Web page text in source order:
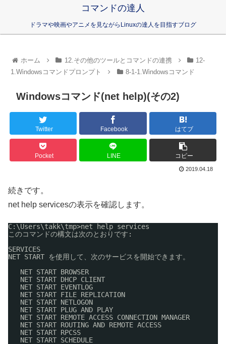
コマンドの達人
ドラマや映画やアニメを見ながらLinuxの達人を目指すブログ
ホーム 12.その他のツールとコマンドの連携
12-
1.Windowsコマンドプロンプト
8-1-1.Windowsコマンド
Windowsコマンド(net help)(その2)
Twitter Facebook はてブ
Pocket LINE コピー
2019.04.18
続きです。
net help servicesの表示を確認します。
C:\Users\takk\tmp>net help services
このコマンドの構文は次のとおりです:
SERVICES
NET START を使用して、次のサービスを開始できます。
NET START BROWSER
NET START DHCP CLIENT
NET START EVENTLOG
NET START FILE REPLICATION
NET START NETLOGON
NET START PLUG AND PLAY
NET START REMOTE ACCESS CONNECTION MANAGER
NET START ROUTING AND REMOTE ACCESS
NET START RPCSS
NET START SCHEDULE